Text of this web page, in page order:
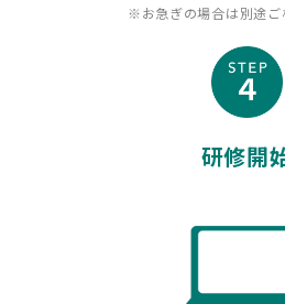
※お急ぎの場合は別途ご
研修開